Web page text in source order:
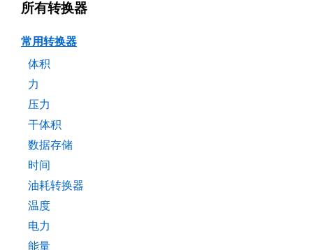
所有转换器
常用转换器
体积
力
压力
干体积
数据存储
时间
油耗转换器
温度
电力
能量